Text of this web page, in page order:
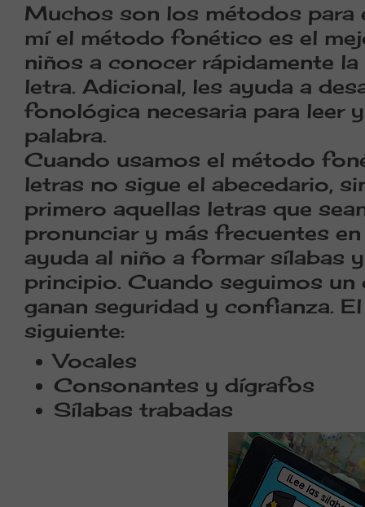
Muchos son los métodos para
mí el método fonético es el
niños a conocer rápidamente
letra. Adicional, les ayuda a
fonológica necesaria para leer
palabra.
Cuando usamos el método
letras no sigue el abecedario,
primero aquellas letras que
pronunciar y más frecuentes
ayuda al niño a formar sílabas
principio. Cuando seguimos
ganan seguridad y confianza.
siguiente:
Vocales
Consonantes y dígrafos
Sílabas trabadas